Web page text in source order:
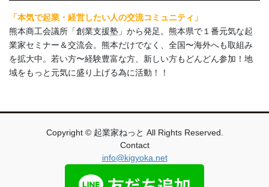
「本気で起業・経営したい人の交流コミュニティ」
熊本商工会議所「創業支援塾」から発足。熊本県で１番元気な起
業家セミナー＆交流会。熊本だけでなく、全国〜海外へも取組み
を拡大中。若い方〜経験豊富な方、新しい方もどんどん参加！地
域をもっと元気に盛り上げる為に活動！！
Copyright © 起業家ねっと All Rights Reserved.
Contact
info@kigyoka.net